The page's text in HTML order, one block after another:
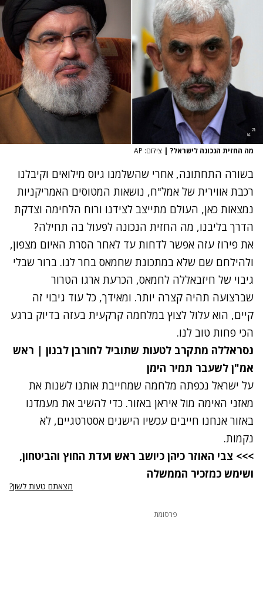
מה החזית הנכונה לישראל? | צילום: AP
בשורה התחתונה, אחרי שהשלמנו גיוס מילואים וקיבלנו
רכבת אווירית של אמל"ח, נושאות המטוסים האמריקניות
נמצאות כאן, העולם מתייצב לצידנו ורוח הלחימה וצדקת
הדרך בליבנו, מה החזית הנכונה לפעול בה תחילה?
את פירוז עזה אפשר לדחות עד לאחר הסרת האיום מצפון,
ולהילחם שם שלא במתכונת שחמאס בחר לנו. ברור שבלי
גיבוי של חיזבאללה לחמאס, הכרעת ארגו הטרור
שברצועה תהיה קצרה יותר. ומאידך, כל עוד גיבוי זה
קיים, הוא עלול לצוץ במלחמה קרקעית בעזה בדיוק ברגע
הכי פחות טוב לנו.
נסראללה מתקרב לטעות שתוביל לחורבן לבנון | ראש
אמ"ן לשעבר תמיר הימן
על ישראל נכפתה מלחמה שמחייבת אותנו לשנות את
מאזני האימה מול איראן באזור. כדי להשיב את מעמדנו
באזור אנחנו חייבים עכשיו הישגים אסטרטגיים, לא
נקמות.
>>> צבי האוזר כיהן כיושב ראש ועדת החוץ והביטחון,
ושימש כמזכיר הממשלה
מצאתם טעות לשון?
פרסומת